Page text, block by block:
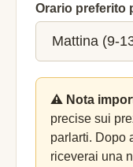
Orario preferito
⚠️ Nota
precise sui
parlarti. Dopo
riceverai una